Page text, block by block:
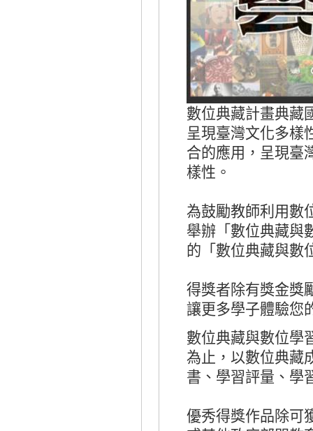
數位典藏計畫典藏
呈現臺灣文化多樣
合的應用，呈現臺
樣性。
為鼓勵教師利用數
舉辦「數位典藏與
的「數位典藏與數
得獎者除有獎金獎
讓更多學子體驗您
數位典藏與數位學
為止，以數位典藏
書、學習評量、學
優秀得獎作品除可